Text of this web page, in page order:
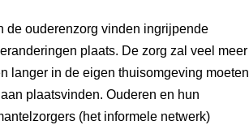
de ouderenzorg vinden ingrijpende
plaats. De zorg zal veel meer
langer in de eigen thuisomgeving moeten
plaatsvinden. Ouderen en hun
(het informele netwerk)